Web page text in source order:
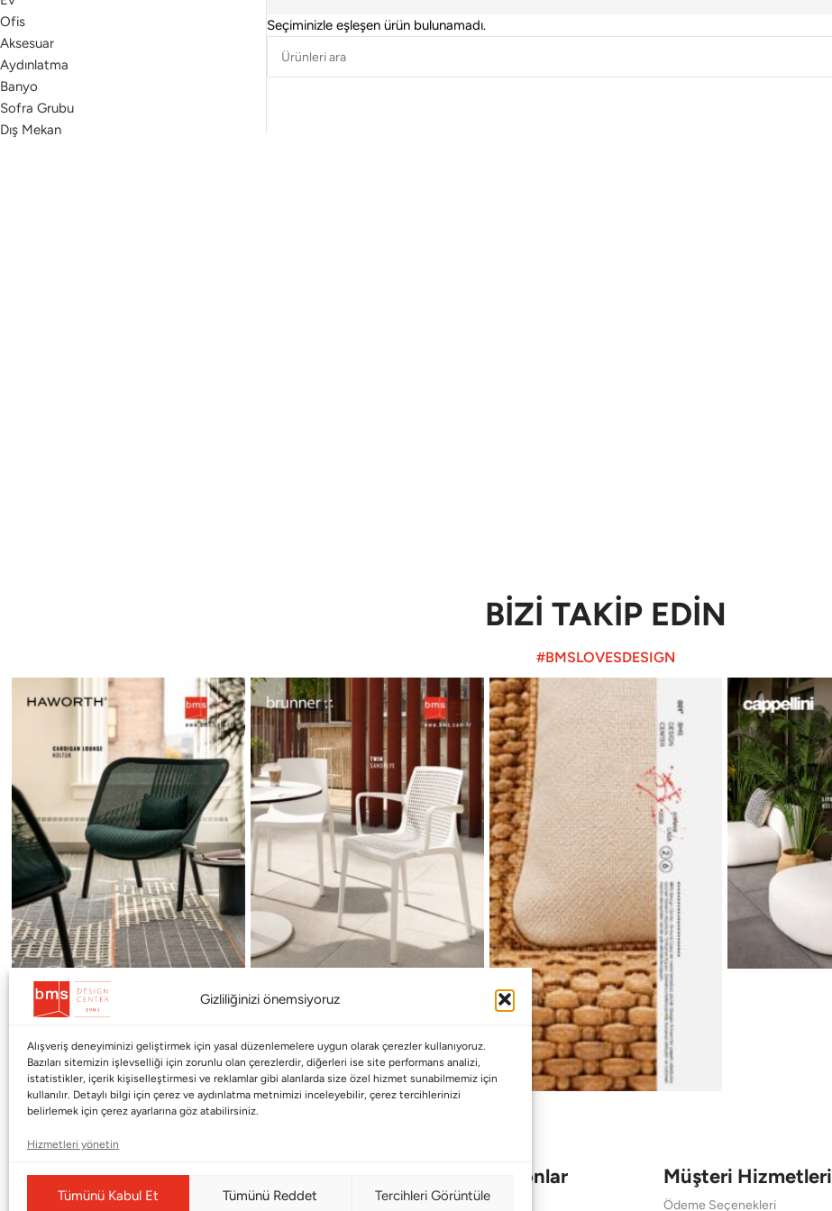
Gizliliğinizi önemsiyoruz
Alışveriş deneyiminizi geliştirmek için yasal düzenlemelere uygun olarak çerezler kullanıyoruz.
Bazıları sitemizin işlevselliği için zorunlu olan çerezlerdir, diğerleri ise site performans analizi,
istatistikler, içerik kişiselleştirmesi ve reklamlar gibi alanlarda size özel hizmet sunabilmemiz için
kullanılır. Detaylı bilgi için çerez ve aydınlatma metnimizi inceleyebilir, çerez tercihlerinizi
belirlemek için çerez ayarlarına göz atabilirsiniz.
Hizmetleri yönetin
Tümünü Kabul Et Tümünü Reddet Tercihleri Görüntüle
Ofis
Aksesuar
Aydınlatma
Banyo
Sofra Grubu
Dış Mekan
Seçiminizle eşleşen ürün bulunamadı.
BİZİ TAKİP EDİN
#BMSLOVESDESIGN
Kurumsal
Haworth
Koleksiyonlar
Babalar Günü
Müşteri Hizmetleri
Ödeme Seçenekleri